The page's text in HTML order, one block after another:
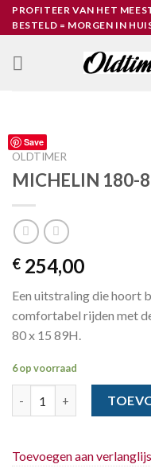
SkipPROFITEER VAN HET
BESTELD = MORGEN IN
Save
OLDTIMER
MICHELIN 180-
€ 254,00
Een uitstraling die hoort
comfortabel rijden met
80 x 15 89H.
6 op voorraad
Toevoegen aan